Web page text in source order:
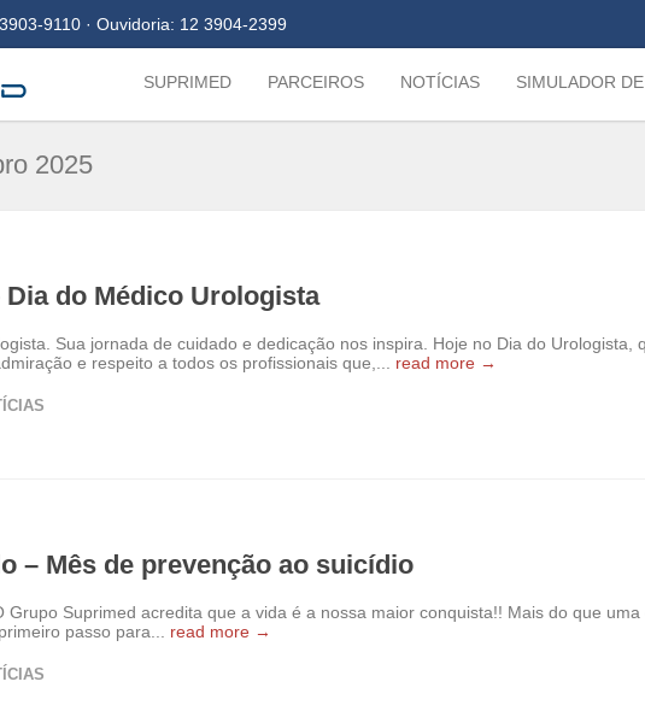
9110 · Ouvidoria: 12 3904-2399
SUPRIMED PARCEIROS NOTÍCIAS SIMULADOR
2025
Dia do Médico Urologista
Sua jornada de cuidado e dedicação nos inspira. Hoje no Dia do Urologista,
e respeito a todos os profissionais que,... read more →
– Mês de prevenção ao suicídio
Grupo Suprimed acredita que a vida é a nossa maior conquista!! Mais do que
passo para... read more →